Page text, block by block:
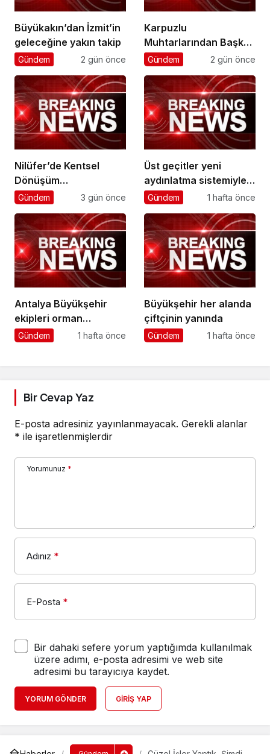
Büyükakın’dan İzmit’in
geleceğine yakın takip
Gündem 2 gün önce
Karpuzlu
Muhtarlarından Başkan
Çerçioğlu’na Hizmet
Gündem 2 gün önce
Nilüfer’de Kentsel
Dönüşüm
Koordinasyon
Gündem 3 gün önce
Üst geçitler yeni
aydınlatma sistemiyle
daha güvenli
Gündem 1 hafta önce
Antalya Büyükşehir
ekipleri orman
yangınlarını söndürme
Gündem 1 hafta önce
Büyükşehir her alanda
çiftçinin yanında
Gündem 1 hafta önce
Bir Cevap Yaz
E-posta adresiniz yayınlanmayacak. Gerekli alanlar
* ile işaretlenmişlerdir
Yorumunuz *
Adınız *
E-Posta *
Bir dahaki sefere yorum yaptığımda kullanılmak
üzere adımı, e-posta adresimi ve web site
adresimi bu tarayıcıya kaydet.
YORUM GÖNDER GIRIŞ YAP